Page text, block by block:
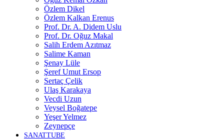
Özlem Dikel
Özlem Kalkan Erenus
Prof. Dr. A. Didem Uslu
Prof. Dr. Oğuz Makal
Salih Erdem Azıtmaz
Salime Kaman
Şenay Lüle
Şeref Umut Ersop
Sertaç Çelik
Ulaş Karakaya
Vecdi Uzun
Veysel Boğatepe
Yeşer Yelmez
Zeynepçe
SANATTUBE